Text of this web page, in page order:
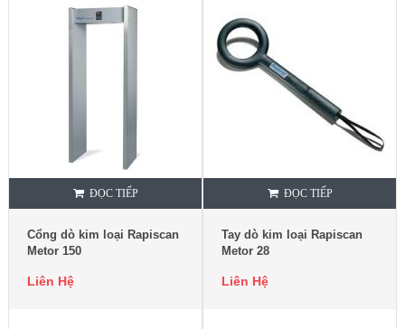
ĐỌC TIẾP
Cổng dò kim loại Rapiscan
Metor 150
Liên Hệ
ĐỌC TIẾP
Tay dò kim loại Rapiscan
Metor 28
Liên Hệ